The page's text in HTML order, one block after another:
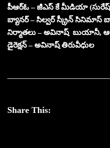
పీఆర్ఓ – జీఎస్ కే మీడియా (సురేష్
బ్యానర్ – సిల్వర్ స్క్రీన్ సినిమాస్
నిర్మాతలు – అవినాష్ బుయానీ,
డైరెక్షన్ – అవినాష్ తిరువీధుల
Share This: